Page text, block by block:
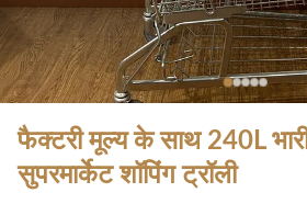
फैक्टरी मूल्य के साथ 240L
सुपरमार्केट शॉपिंग ट्रॉली